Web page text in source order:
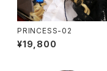
PRINCESS-02
¥19,800